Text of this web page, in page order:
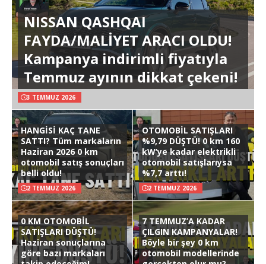
NISSAN QASHQAI
FAYDA/MALİYET ARACI OLDU!
Kampanya indirimli fiyatıyla
Temmuz ayının dikkat çekeni!
3 TEMMUZ 2026
HANGİSİ KAÇ TANE
SATTI? Tüm markaların
Haziran 2026 0 km
otomobil satış sonuçları
belli oldu!
2 TEMMUZ 2026
OTOMOBİL SATIŞLARI
%9,79 DÜŞTÜ! 0 km 160
kW’ye kadar elektrikli
otomobil satışlarıysa
%7,7 arttı!
2 TEMMUZ 2026
0 KM OTOMOBİL
SATIŞLARI DÜŞTÜ!
Haziran sonuçlarına
göre bazı markaları
7 TEMMUZ’A KADAR
ÇILGIN KAMPANYALAR!
Böyle bir şey 0 km
otomobil modellerinde